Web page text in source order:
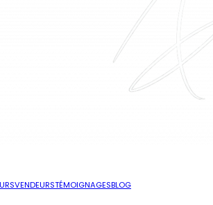
VENDEURSTÉMOIGNAGESBLOG